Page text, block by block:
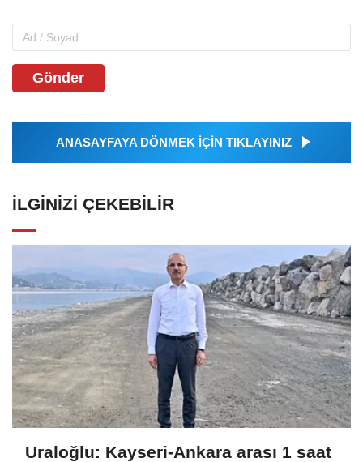
Gönder
ANASAYFAYA DÖNMEK İÇİN TIKLAYINIZ
İLGINIZI ÇEKEBILIR
Uraloğlu: Kayseri-Ankara arası 1 saat